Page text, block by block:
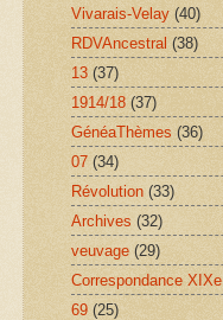
Vivarais-Velay (40)
RDVAncestral (38)
13 (37)
1914/18 (37)
GénéaThèmes (36)
07 (34)
Révolution (33)
Archives (32)
veuvage (29)
Correspondance XIXe
69 (25)